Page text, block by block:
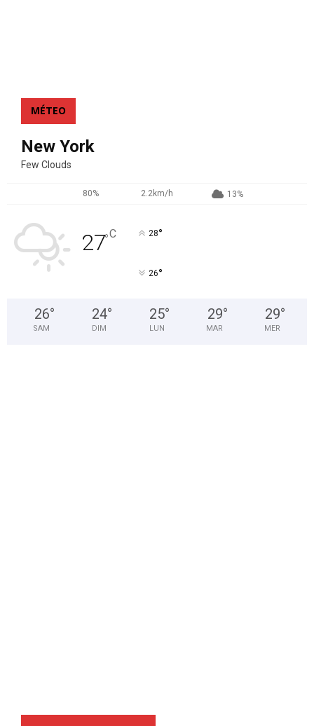
MÉTEO
New York
Few Clouds
80% 2.2km/h 13%
27°C 28°
26°
26°
SAM
24°
DIM
25°
LUN
29°
MAR
29°
MER